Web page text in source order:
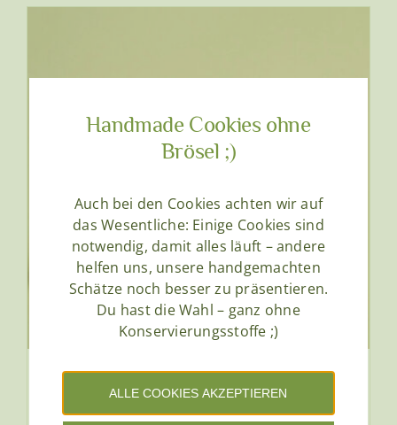
Shampoo Bar Rosmarin, Salbei
& Klettenwurzel
Handmade Cookies ohne
Brösel ;)
Auch bei den Cookies achten wir auf
das Wesentliche: Einige Cookies sind
notwendig, damit alles läuft – andere
helfen uns, unsere handgemachten
Schätze noch besser zu präsentieren.
Du hast die Wahl – ganz ohne
Konservierungsstoffe ;)
ALLE COOKIES AKZEPTIEREN